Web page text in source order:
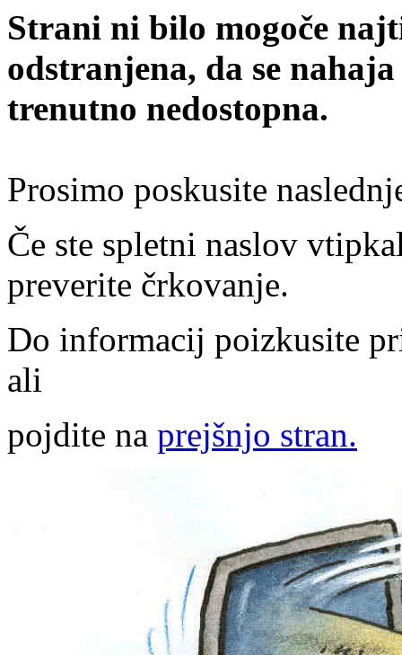
Strani ni bilo mogoče
odstranjena, da se
trenutno nedostopna.
Prosimo poskusite
Če ste spletni naslov
preverite črkovanje.
Do informacij poizkusite
ali
pojdite na prejšnjo stran.